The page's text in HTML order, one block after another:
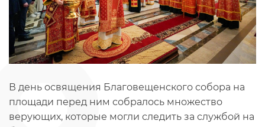
В день освящения Благовещенского собора на
площади перед ним собралось множество
верующих, которые могли следить за службой на